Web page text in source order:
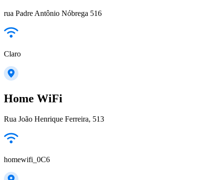
rua Padre Antônio Nóbrega 516
Claro
Home WiFi
Rua João Henrique Ferreira, 513
homewifi_0C6